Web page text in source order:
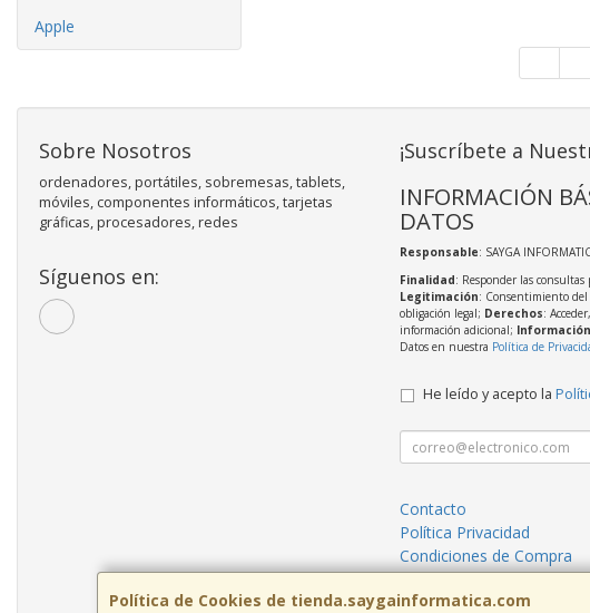
Apple
Política de Cookies de tienda.saygainformatica.com
Sobre Nosotros
ordenadores, portátiles, sobremesas, tablets,
móviles, componentes informáticos, tarjetas
gráficas, procesadores, redes
Síguenos en:
¡Suscríbete a
INFORMACIÓN
DATOS
Responsable: SAYGA
Finalidad: Responder las
Legitimación: Consentimiento
obligación legal; Derechos:
información adicional;
Datos en nuestra Política de
He leído y acepto la
Contacto
Política Privacidad
Condiciones de Compra
¿Quienes Somos?